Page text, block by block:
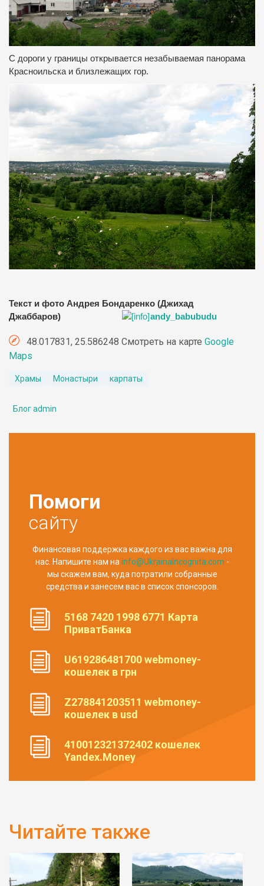
С дороги у границы открывается незабываемая панорама
Красноильска и близлежащих гор.
Текст и фото Андрея Бондаренко (Джихад
Джаббаров)
andy_babubudu
48.017831, 25.586248 Смотреть на карте Google
Maps
Храмы Монастыри карпаты
Блог admin
Помоги
сайту
Финансовая поддержка каждого из вас важна для
нас. Напишите нам на info@UkrainaIncognita.com -
мы скажем вам, куда потратили собранные
средства и занесем вас в список спонсоров.
5168 7420 1998 6771 Карта
ПриватБанка
U619286481700 webmoney-
кошелек в грн
Z278841203511 webmoney-
кошелек в usd
410012321372402 кошелек
Yandex.Money
Читайте также